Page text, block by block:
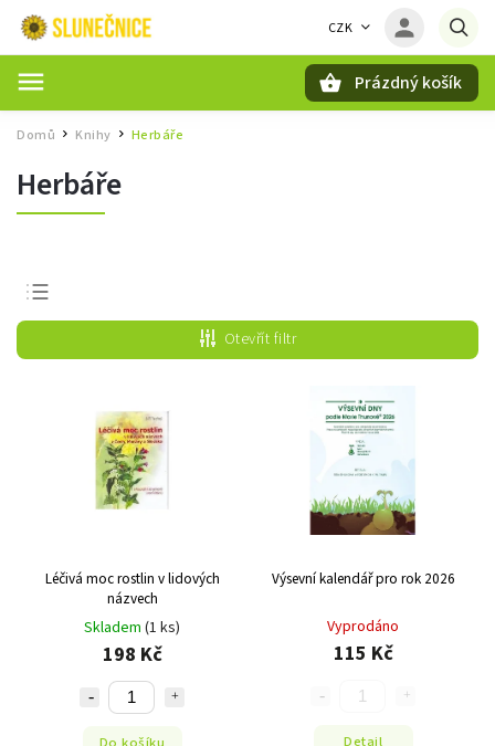
CZK
Prázdný košík
Domů / Knihy Herbáře
Herbáře
Nejprodávanější
Nejlevnější
Abecedně
Otevřít filtr
Léčivá moc rostlin v lidových
názvech
Skladem (1 ks)
198 Kč
Výsevní kalendář pro rok 2026
Vyprodáno
115 Kč
Detail